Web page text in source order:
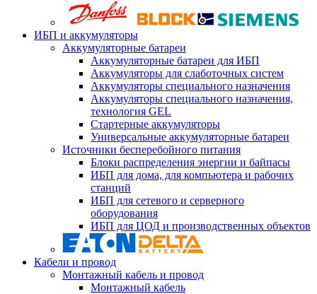
ИБП и аккумуляторы
Аккумуляторные батареи
Аккумуляторные батареи для ИБП
Аккумуляторы для слаботочных систем
Аккумуляторы специального назначения
Аккумуляторы специального назначения,
технология GEL
Стартерные аккумуляторы
Универсальные аккумуляторные батареи
Источники бесперебойного питания
Блоки распределения энергии и байпасы
ИБП для дома, для компьютера и рабочих
станций
ИБП для сетевого и серверного
оборудования
ИБП для ЦОД и производственных объектов
Кабели и провод
Монтажный кабель и провод
Монтажный кабель